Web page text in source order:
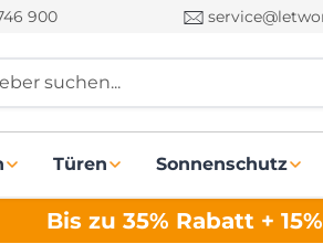
900
suchen...
Türen Sonnenschutz
Bis zu 35% Rabatt +